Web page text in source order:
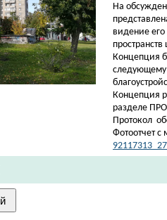
На
видение
Концепция
следующему
Концепция
разделе
Протокол
Фотоотчет